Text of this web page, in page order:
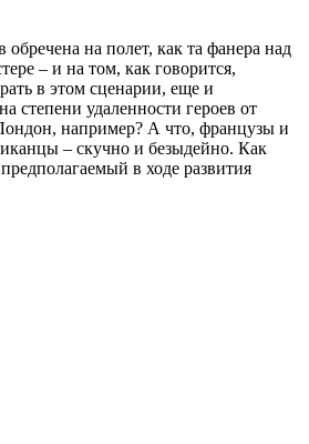
на полет, как та фанера над
– и на том, как говорится,
в этом сценарии, еще и
степени удаленности героев от
например? А что, французы и
– скучно и безыдейно. Как
в ходе развития